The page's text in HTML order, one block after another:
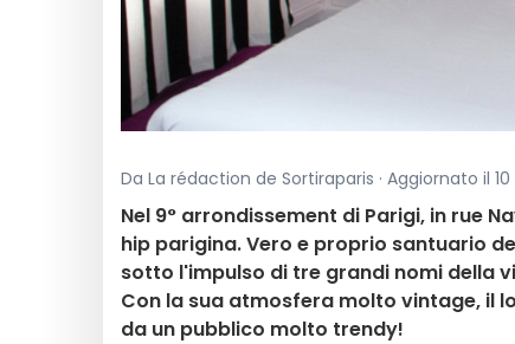
Da La rédaction de Sortiraparis · Aggiornato il 10
Nel 9° arrondissement di Parigi, in rue
hip parigina. Vero e proprio santuario
sotto l'impulso di tre grandi nomi della
Con la sua atmosfera molto vintage, il
da un pubblico molto trendy!